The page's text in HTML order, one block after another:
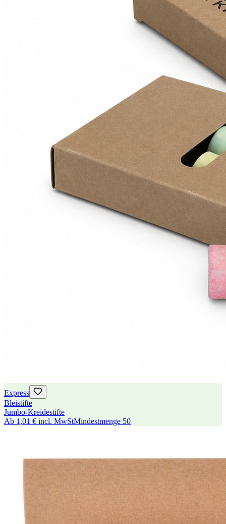
Express
Bleistifte
Jumbo-Kreidestifte
Ab 1,01 € incl. MwStMindestmenge 50